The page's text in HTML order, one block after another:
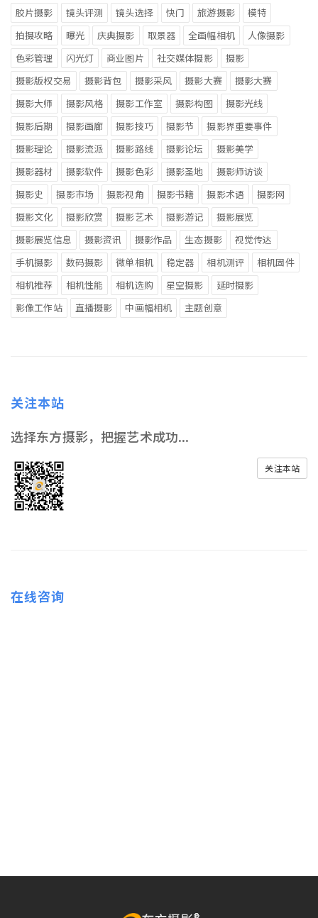
胶片摄影
镜头评测 镜头选择 快门 旅游摄影
模特
拍摄攻略
曝光 庆典摄影 取景器 全画幅相机
人像摄影
色彩管理
闪光灯 商业图片 社交媒体摄影
摄影
摄影版权交易
摄影背包 摄影采风 摄影大赛
摄影大赛
摄影大师
摄影风格 摄影工作室 摄影构图
摄影光线
摄影后期
摄影画廊 摄影技巧 摄影节
摄影界重要事件
摄影理论
摄影流派 摄影路线 摄影论坛
摄影美学
摄影器材
摄影软件 摄影色彩 摄影圣地
摄影师访谈
摄影史
摄影市场 摄影视角 摄影书籍 摄影术语
摄影网
摄影文化
摄影欣赏 摄影艺术 摄影游记
摄影展览
摄影展览信息
摄影资讯 摄影作品 生态摄影
视觉传达
手机摄影
数码摄影 微单相机 稳定器 相机测评
相机固件
相机推荐
相机性能 相机选购 星空摄影
延时摄影
影像工作站
直播摄影 中画幅相机 主题创意
关注本站
选择东方摄影，把握艺术成功...
关注本站
在线咨询